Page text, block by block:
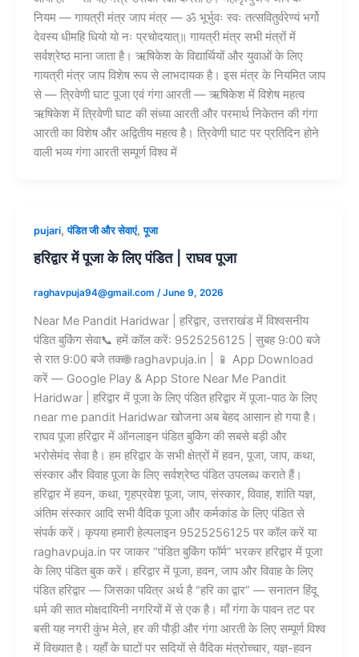
नियम — गायत्री मंत्र जाप मंत्र — ॐ भूर्भुवः स्वः तत्सवितुर्वरेण्यं भर्गो
देवस्य धीमहि धियो यो नः प्रचोदयात्॥ गायत्री मंत्र सभी मंत्रों में
सर्वश्रेष्ठ माना जाता है। ऋषिकेश के विद्यार्थियों और युवाओं के लिए
गायत्री मंत्र जाप विशेष रूप से लाभदायक है। इस मंत्र के नियमित जाप
से — त्रिवेणी घाट पूजा एवं गंगा आरती — ऋषिकेश में विशेष महत्व
ऋषिकेश में त्रिवेणी घाट की संध्या आरती और परमार्थ निकेतन की गंगा
आरती का विशेष और अद्वितीय महत्व है। त्रिवेणी घाट पर प्रतिदिन होने
वाली भव्य गंगा आरती सम्पूर्ण विश्व में
pujari,पंडित जी और सेवाएं,पूजा
हरिद्वार में पूजा के लिए पंडित | राघव पूजा
raghavpuja94@gmail.com /June 9, 2026
Near Me Pandit Haridwar | हरिद्वार, उत्तराखंड में विश्वसनीय
पंडित बुकिंग सेवा📞 हमें कॉल करें: 9525256125 | सुबह 9:00 बजे
से रात 9:00 बजे तक🌐 raghavpuja.in | 📱 App Download
करें — Google Play & App Store Near Me Pandit
Haridwar | हरिद्वार में पूजा के लिए पंडित हरिद्वार में पूजा-पाठ के लिए
near me pandit Haridwar खोजना अब बेहद आसान हो गया है।
राघव पूजा हरिद्वार में ऑनलाइन पंडित बुकिंग की सबसे बड़ी और
भरोसेमंद सेवा है। हम हरिद्वार के सभी क्षेत्रों में हवन, पूजा, जाप, कथा,
संस्कार और विवाह पूजा के लिए सर्वश्रेष्ठ पंडित उपलब्ध कराते हैं।
हरिद्वार में हवन, कथा, गृहप्रवेश पूजा, जाप, संस्कार, विवाह, शांति यज्ञ,
अंतिम संस्कार आदि सभी वैदिक पूजा और कर्मकांड के लिए पंडित से
संपर्क करें। कृपया हमारी हेल्पलाइन 9525256125 पर कॉल करें या
raghavpuja.in पर जाकर “पंडित बुकिंग फॉर्म” भरकर हरिद्वार में पूजा
के लिए पंडित बुक करें। हरिद्वार में पूजा, हवन, जाप और विवाह के लिए
पंडित हरिद्वार — जिसका पवित्र अर्थ है “हरि का द्वार” — सनातन हिंदू
धर्म की सात मोक्षदायिनी नगरियों में से एक है। माँ गंगा के पावन तट पर
बसी यह नगरी कुंभ मेले, हर की पौड़ी और गंगा आरती के लिए सम्पूर्ण विश्व
में विख्यात है। यहाँ के घाटों पर सदियों से वैदिक मंत्रोच्चार, यज्ञ-हवन